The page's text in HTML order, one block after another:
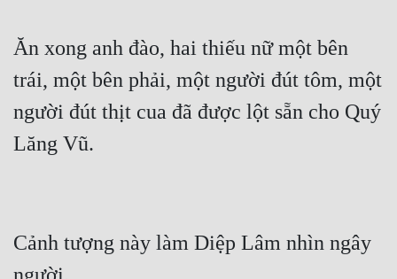
Ăn xong anh đào, hai thiếu nữ một bên
trái, một bên phải, một người đút tôm, một
người đút thịt cua đã được lột sẵn cho Quý
Cảnh tượng này làm Diệp Lâm nhìn ngây